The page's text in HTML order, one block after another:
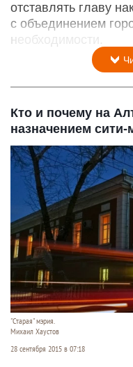
отставлять главу
с объединением
необходимости.
Кто и почему на
назначением
"Старая" мэрия.
Михаил Хаустов
28 сентября 2015 в 07:18